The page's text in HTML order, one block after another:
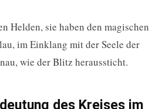
Helden, sie haben den magischen
im Einklang mit der Seele der
wie der Blitz heraussticht.
des Kreises im